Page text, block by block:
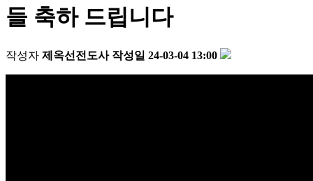
들 축하 드립니다
작성자 제옥선전도사 작성일 24-03-04 13:00